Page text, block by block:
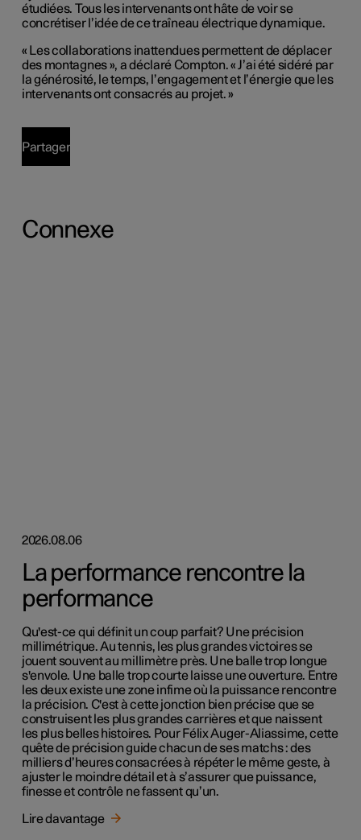
étudiées. Tous les intervenants ont hâte de voir se
concrétiser l’idée de ce traîneau électrique dynamique.
« Les collaborations inattendues permettent de déplacer
des montagnes », a déclaré Compton. « J’ai été sidéré par
la générosité, le temps, l’engagement et l’énergie que les
intervenants ont consacrés au projet. »
Partager
Connexe
2026.08.06
La performance rencontre la
performance
Qu'est-ce qui définit un coup parfait? Une précision
millimétrique. Au tennis, les plus grandes victoires se
jouent souvent au millimètre près. Une balle trop longue
s'envole. Une balle trop courte laisse une ouverture. Entre
les deux existe une zone infime où la puissance rencontre
la précision. C'est à cette jonction bien précise que se
construisent les plus grandes carrières et que naissent
les plus belles histoires. Pour Félix Auger-Aliassime, cette
quête de précision guide chacun de ses matchs : des
milliers d’heures consacrées à répéter le même geste, à
ajuster le moindre détail et à s’assurer que puissance,
finesse et contrôle ne fassent qu’un.
Lire davantage